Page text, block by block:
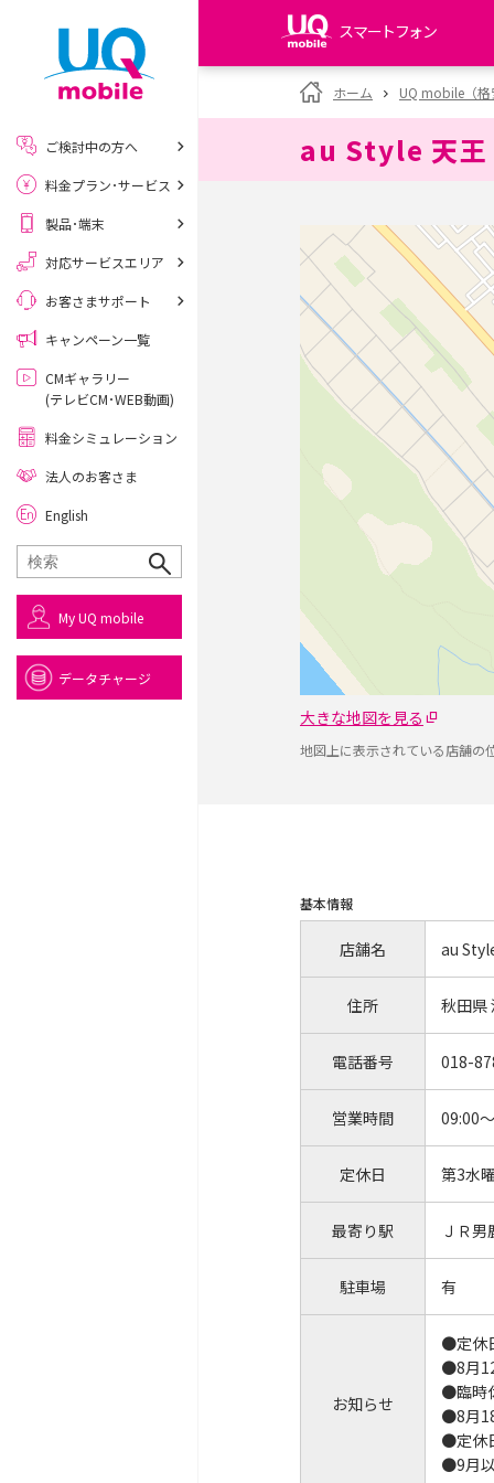
スマートフォン
my UQ WiMAX
UQ WiMAX ご契約の方
My UQ mobile
UQ mobile
データチャージサイト
ホーム UQ mobile（
au Style 天王
大きな地図を見る
地図上に表示されている店舗の
基本情報
店舗名 au
住所 秋田県
電話番号 018-
営業時間 09:00
定休日 第3水
最寄り駅 ＪＲ
駐車場 有
お知らせ
●定休
●8月
●臨時
●8月
●定休
●9月
ご検討中の方へ
料金プラン･サービス
製品･端末
対応サービスエリア
お客さまサポート
キャンペーン一覧
CMギャラリー
(テレビCM･WEB動画)
料金シミュレーション
法人のお客さま
English
My UQ mobile
データチャージ